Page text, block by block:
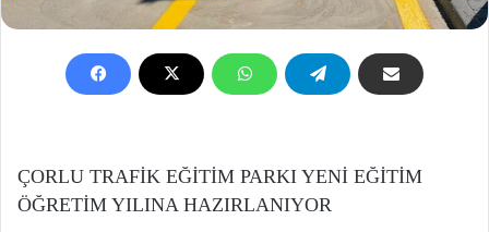
ÇORLU TRAFİK EĞİTİM PARKI YENİ EĞİTİM
ÖĞRETİM YILINA HAZIRLANIYOR